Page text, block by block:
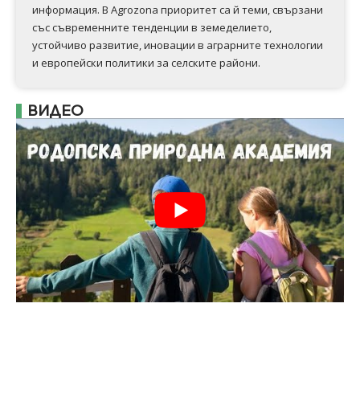
информация. В Аgrozona приоритет са й теми, свързани
със съвременните тенденции в земеделието,
устойчиво развитие, иновации в аграрните технологии
и европейски политики за селските райони.
ВИДЕО